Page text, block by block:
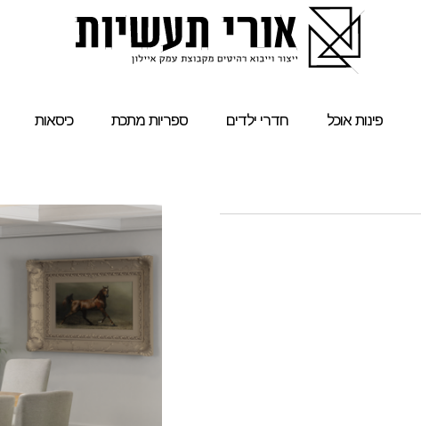
פינות אוכל חדרי ילדים ספריות מתכת כיסאות